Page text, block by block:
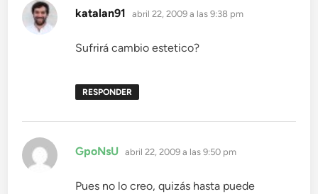
katalan91 dice:
abril 22, 2009 a las 9:38 pm
Sufrirá cambio estetico?
RESPONDER
GpoNsU dice:
abril 22, 2009 a las 9:50 pm
Pues no lo creo, quizás hasta puede